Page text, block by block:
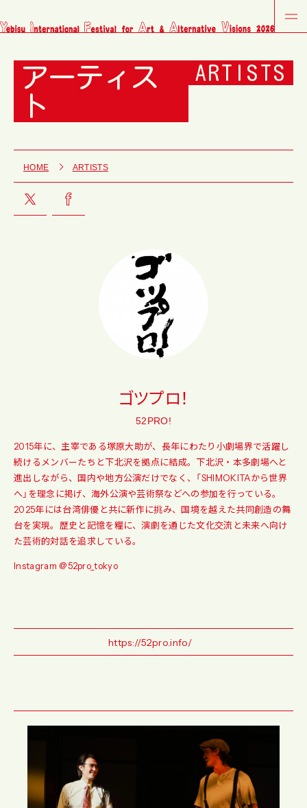
アーティス
ト
ARTISTS
HOME ARTISTS
ゴツプロ！
52PRO!
2015年に、主宰である塚原大助が、長年にわたり小劇場界で活躍し
続けるメンバーたちと下北沢を拠点に結成。下北沢・本多劇場へと
進出しながら、国内や地方公演だけでなく、「SHIMOKITAから世界
へ」を理念に掲げ、海外公演や芸術祭などへの参加を行っている。
2025年には台湾俳優と共に新作に挑み、国境を越えた共同創造の舞
台を実現。歴史と記憶を糧に、演劇を通じた文化交流と未来へ向け
た芸術的対話を追求している。
Instagram@52pro_tokyo
https://52pro.info/